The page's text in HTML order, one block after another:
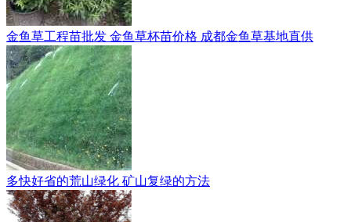
金鱼草工程苗批发 金鱼草杯苗价格 成都金鱼草基地直供
多快好省的荒山绿化 矿山复绿的方法